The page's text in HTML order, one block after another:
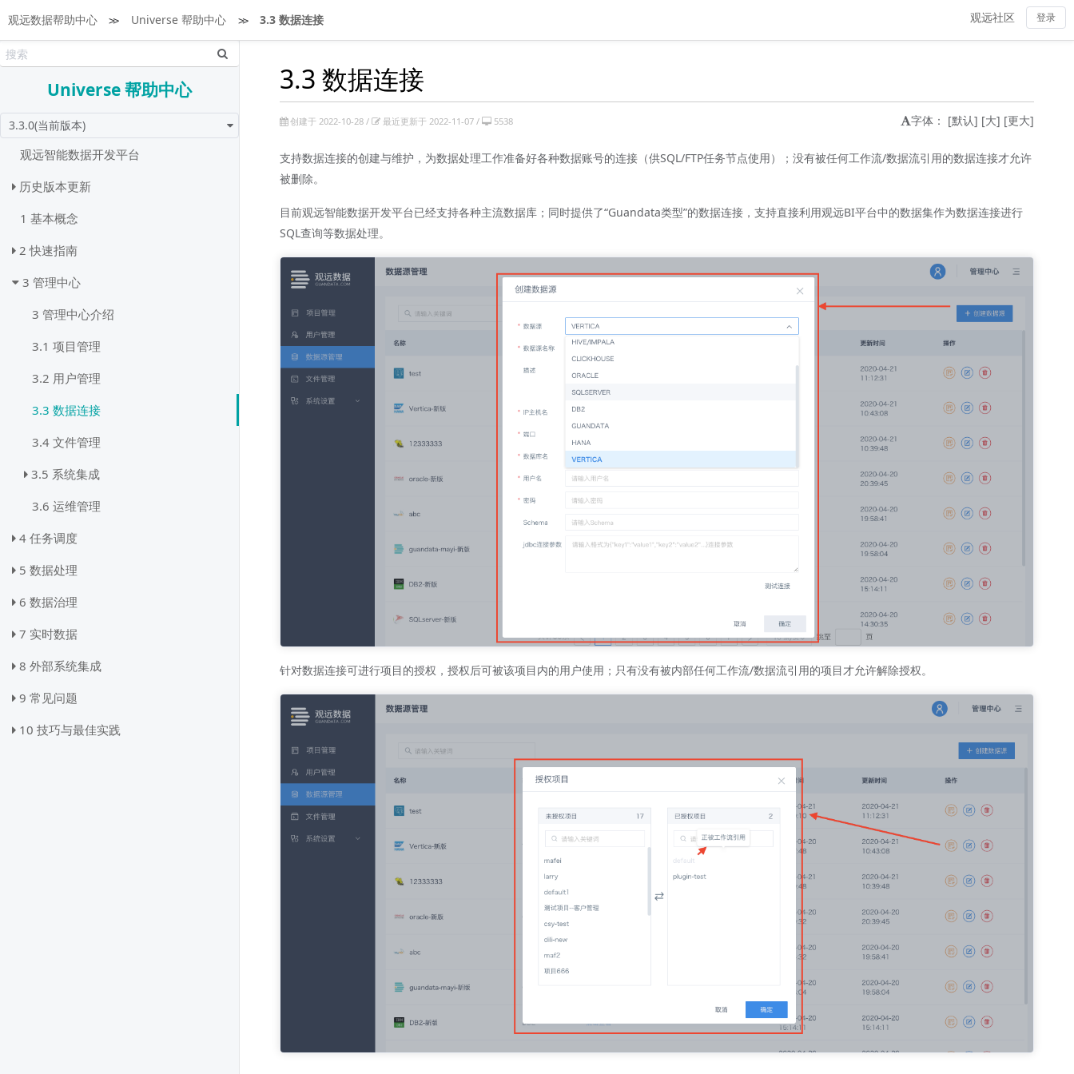
观远数据帮助中心 ≫ Universe 帮助中心 ≫ 3.3 数据连接 登录
观远社区
Universe 帮助中心
3.3.0(当前版本)
观远智能数据开发平台
历史版本更新
1 基本概念
2 快速指南
3 管理中心
3 管理中心介绍
3.1 项目管理
3.2 用户管理
3.3 数据连接
3.4 文件管理
3.5 系统集成
3.6 运维管理
4 任务调度
5 数据处理
6 数据治理
7 实时数据
8 外部系统集成
9 常见问题
10 技巧与最佳实践
3.3 数据连接
创建于 2022-10-28 / 最近更新于 2022-11-07 / 5538 字体： [默认] [大] [更大]
支持数据连接的创建与维护，为数据处理工作准备好各种数据账号的连接（供SQL/FTP任务节点使用）；没有被任何工作流/数据流引用的数据连接才允许
被删除。
目前观远智能数据开发平台已经支持各种主流数据库；同时提供了“Guandata类型”的数据连接，支持直接利用观远BI平台中的数据集作为数据连接进行
SQL查询等数据处理。
针对数据连接可进行项目的授权，授权后可被该项目内的用户使用；只有没有被内部任何工作流/数据流引用的项目才允许解除授权。